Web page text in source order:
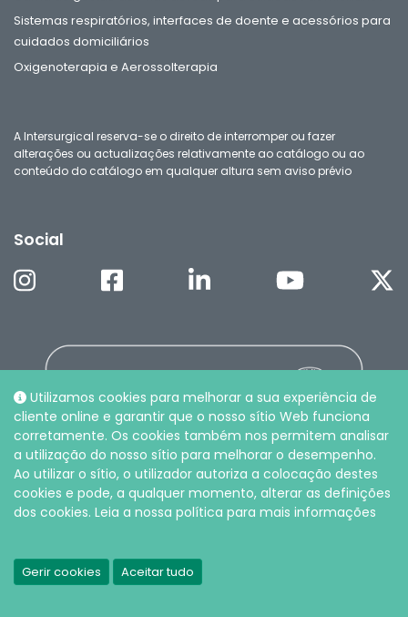
Utilizamos cookies para melhorar a sua experiência de
cliente online e garantir que o nosso sítio Web funciona
corretamente. Os cookies também nos permitem analisar
a utilização do nosso sítio para melhorar o desempenho.
Ao utilizar o sítio, o utilizador autoriza a colocação destes
cookies e pode, a qualquer momento, alterar as definições
dos cookies. Leia a nossa política para mais informações
Gerir cookies Aceitar tudo
Sistemas respiratórios, interfaces de doente e acessórios para
cuidados domiciliários
Oxigenoterapia e Aerossolterapia
A Intersurgical reserva-se o direito de interromper ou fazer
alterações ou actualizações relativamente ao catálogo ou ao
conteúdo do catálogo em qualquer altura sem aviso prévio
Social
© Intersurgical LDA, 2026 |Política de privacidade e cookies